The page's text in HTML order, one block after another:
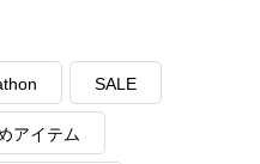
SALE
アイテム